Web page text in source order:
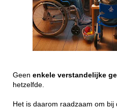
Geen enkele verstandelijke
hetzelfde.
Het is daarom raadzaam om bij